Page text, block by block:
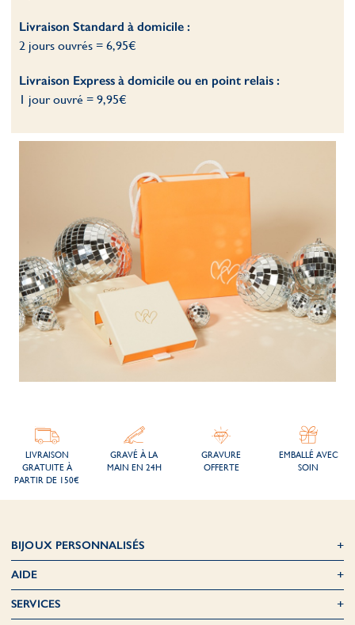
Livraison Standard à domicile :
2 jours ouvrés = 6,95€
Livraison Express à domicile ou en point relais :
1 jour ouvré = 9,95€
LIVRAISON
GRATUITE À
PARTIR DE 150€
GRAVÉ À LA
MAIN EN 24H
GRAVURE
OFFERTE
EMBALLÉ AVEC
SOIN
BIJOUX PERSONNALISÉS
AIDE
SERVICES